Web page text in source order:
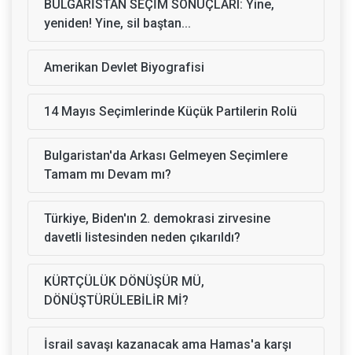
BULGARİSTAN SEÇİM SONUÇLARI: Yine,
yeniden! Yine, sil baştan...
Amerikan Devlet Biyografisi
14 Mayıs Seçimlerinde Küçük Partilerin Rolü
Bulgaristan'da Arkası Gelmeyen Seçimlere
Tamam mı Devam mı?
Türkiye, Biden'ın 2. demokrasi zirvesine
davetli listesinden neden çıkarıldı?
KÜRTÇÜLÜK DÖNÜŞÜR MÜ,
DÖNÜŞTÜRÜLEBİLİR Mİ?
İsrail savaşı kazanacak ama Hamas'a karşı